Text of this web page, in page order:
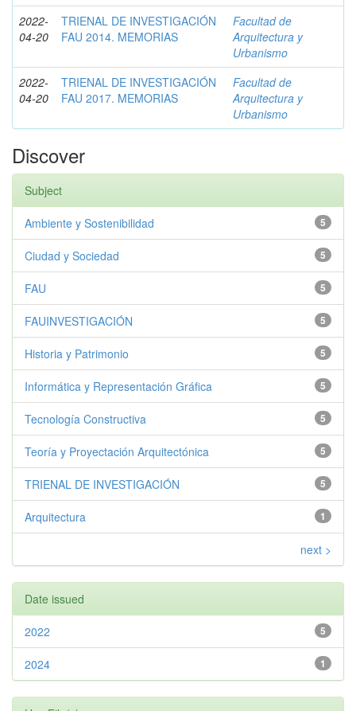
2022-
04-20
TRIENAL DE INVESTIGACIÓN
FAU 2014. MEMORIAS
Facultad de
Arquitectura y
Urbanismo
2022-
04-20
TRIENAL DE INVESTIGACIÓN
FAU 2017. MEMORIAS
Facultad de
Arquitectura y
Urbanismo
Discover
Subject
5
Ambiente y Sostenibilidad
5
Ciudad y Sociedad
5
FAU
5
FAUINVESTIGACIÓN
5
Historia y Patrimonio
5
Informática y Representación Gráfica
5
Tecnología Constructiva
5
Teoría y Proyectación Arquitectónica
5
TRIENAL DE INVESTIGACIÓN
1
Arquitectura
next >
Date issued
5
2022
1
2024